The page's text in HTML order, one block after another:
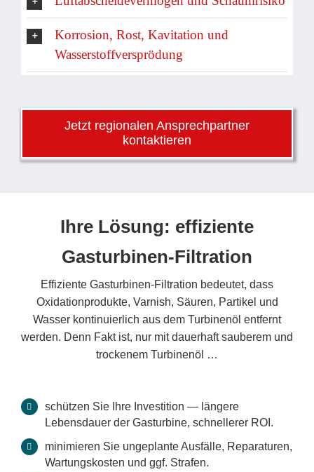
Korrosion, Rost, Kavitation und
Wasserstoffversprödung
Jetzt regionalen Ansprechpartner
kontaktieren
Ihre Lösung: effiziente
Gasturbinen-Filtration
Effiziente Gasturbinen-Filtration bedeutet, dass
Oxidationprodukte, Varnish, Säuren, Partikel und
Wasser kontinuierlich aus dem Turbinenöl entfernt
werden. Denn Fakt ist, nur mit dauerhaft sauberem und
trockenem Turbinenöl …
schützen Sie Ihre Investition — längere
Lebensdauer der Gasturbine, schnellerer ROI.
minimieren Sie ungeplante Ausfälle, Reparaturen,
Wartungskosten und ggf. Strafen.